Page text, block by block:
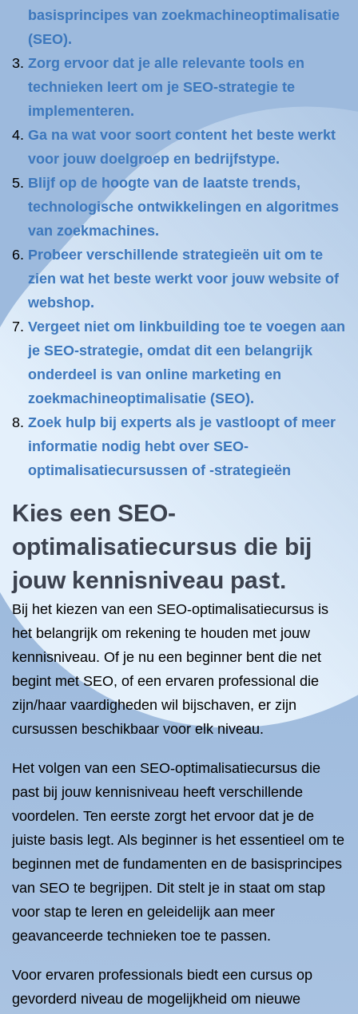
basisprincipes van zoekmachineoptimalisatie
(SEO).
Zorg ervoor dat je alle relevante tools en
technieken leert om je SEO-strategie te
implementeren.
Ga na wat voor soort content het beste werkt
voor jouw doelgroep en bedrijfstype.
Blijf op de hoogte van de laatste trends,
technologische ontwikkelingen en algoritmes
van zoekmachines.
Probeer verschillende strategieën uit om te
zien wat het beste werkt voor jouw website of
webshop.
Vergeet niet om linkbuilding toe te voegen aan
je SEO-strategie, omdat dit een belangrijk
onderdeel is van online marketing en
zoekmachineoptimalisatie (SEO).
Zoek hulp bij experts als je vastloopt of meer
informatie nodig hebt over SEO-
optimalisatiecursussen of -strategieën
Kies een SEO-
optimalisatiecursus die bij
jouw kennisniveau past.
Bij het kiezen van een SEO-optimalisatiecursus is
het belangrijk om rekening te houden met jouw
kennisniveau. Of je nu een beginner bent die net
begint met SEO, of een ervaren professional die
zijn/haar vaardigheden wil bijschaven, er zijn
cursussen beschikbaar voor elk niveau.
Het volgen van een SEO-optimalisatiecursus die
past bij jouw kennisniveau heeft verschillende
voordelen. Ten eerste zorgt het ervoor dat je de
juiste basis legt. Als beginner is het essentieel om te
beginnen met de fundamenten en de basisprincipes
van SEO te begrijpen. Dit stelt je in staat om stap
voor stap te leren en geleidelijk aan meer
geavanceerde technieken toe te passen.
Voor ervaren professionals biedt een cursus op
gevorderd niveau de mogelijkheid om nieuwe